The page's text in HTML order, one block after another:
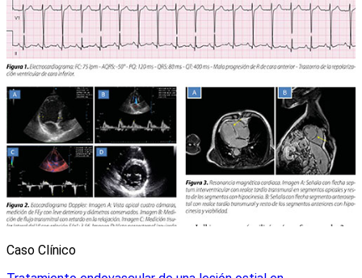
Caso Clínico